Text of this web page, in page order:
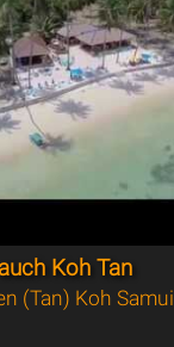
Koh Tan
(Tan) Koh Samui